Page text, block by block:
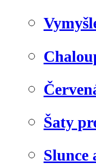
Šaty
Slunce